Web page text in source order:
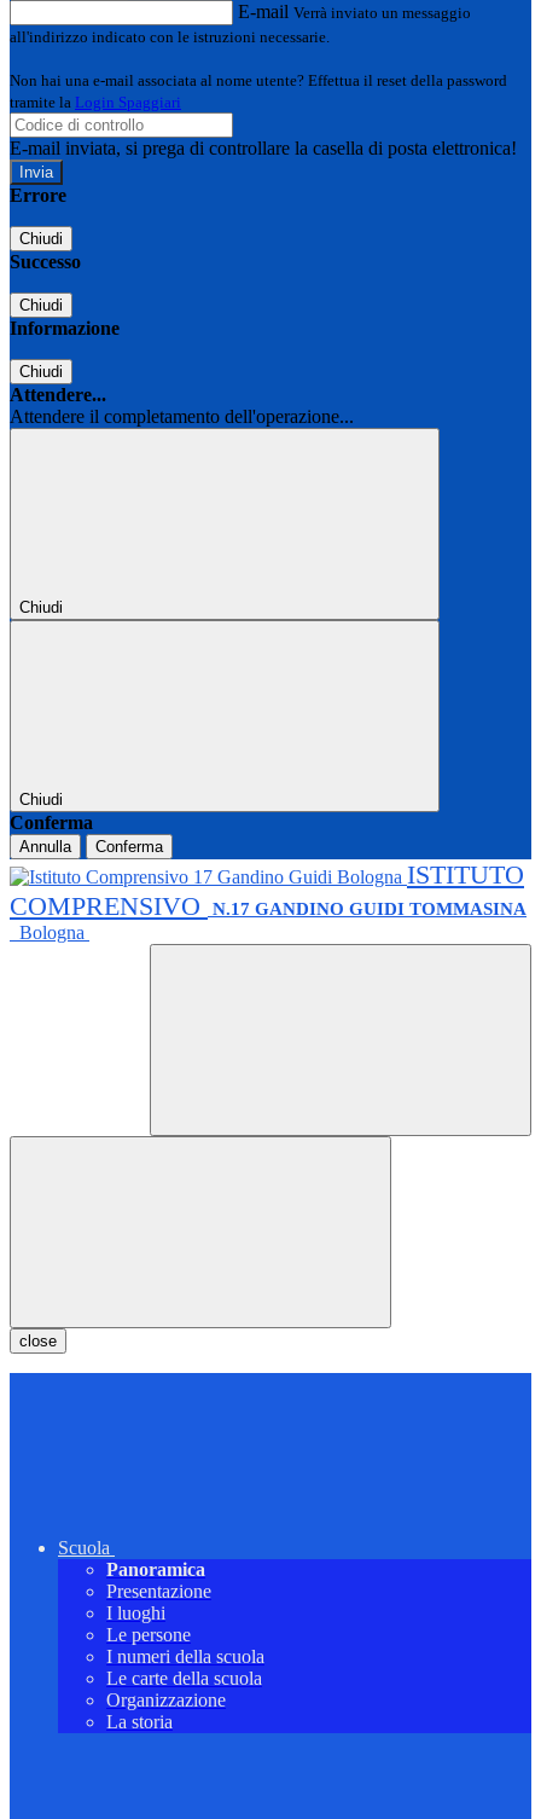
E-mail Verrà inviato un messaggio
all'indirizzo indicato con le istruzioni necessarie.
Non hai una e-mail associata al nome utente? Effettua il reset della password
tramite la Login Spaggiari
E-mail inviata, si prega di controllare la casella di posta elettronica!
Errore
Chiudi
Successo
Chiudi
Informazione
Chiudi
Attendere...
Attendere il completamento dell'operazione...
Chiudi
Chiudi
Conferma
Annulla Conferma
ISTITUTO
COMPRENSIVO
N.17 GANDINO GUIDI TOMMASINA
Bologna
close
Scuola
Panoramica
Presentazione
I luoghi
Le persone
I numeri della scuola
Le carte della scuola
Organizzazione
La storia